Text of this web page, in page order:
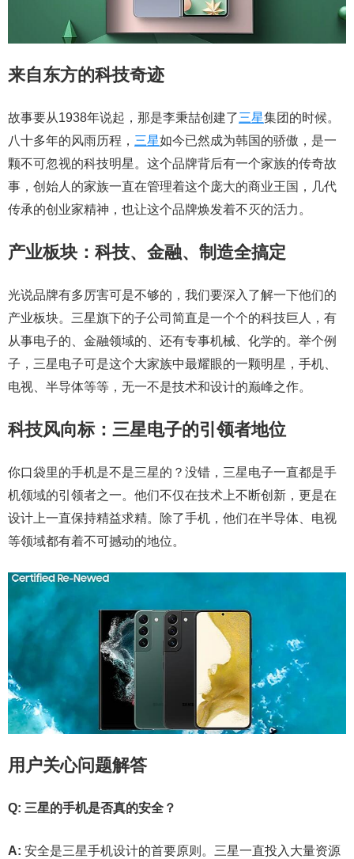
来自东方的科技奇迹
故事要从1938年说起，那是李秉喆创建了三星集团的时候。
八十多年的风雨历程， 三星如今已然成为韩国的骄傲，是一
颗不可忽视的科技明星。这个品牌背后有一个家族的传奇故
事，创始人的家族一直在管理着这个庞大的商业王国，几代
传承的创业家精神，也让这个品牌焕发着不灭的活力。
产业板块：科技、金融、制造全搞定
光说品牌有多厉害可是不够的，我们要深入了解一下他们的
产业板块。三星旗下的子公司简直是一个个的科技巨人，有
从事电子的、金融领域的、还有专事机械、化学的。举个例
子，三星电子可是这个大家族中最耀眼的一颗明星，手机、
电视、半导体等等，无一不是技术和设计的巅峰之作。
科技风向标：三星电子的引领者地位
你口袋里的手机是不是三星的？没错，三星电子一直都是手
机领域的引领者之一。他们不仅在技术上不断创新，更是在
设计上一直保持精益求精。除了手机，他们在半导体、电视
等领域都有着不可撼动的地位。
用户关心问题解答
Q: 三星的手机是否真的安全？
A: 安全是三星手机设计的首要原则。三星一直投入大量资源